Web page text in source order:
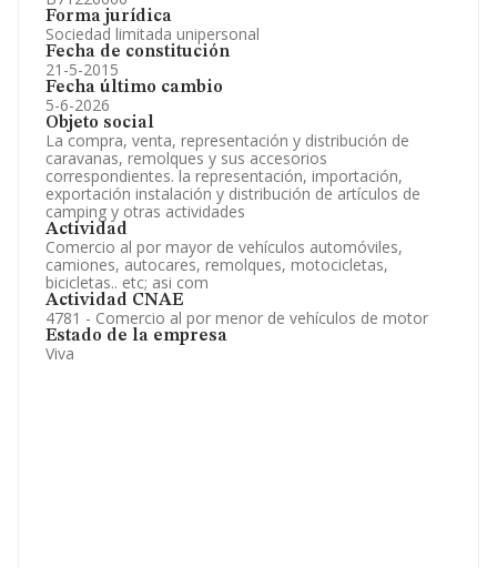
Forma jurídica
Sociedad limitada unipersonal
Fecha de constitución
21-5-2015
Fecha último cambio
5-6-2026
Objeto social
La compra, venta, representación y distribución de
caravanas, remolques y sus accesorios
correspondientes. la representación, importación,
exportación instalación y distribución de artículos de
camping y otras actividades
Actividad
Comercio al por mayor de vehículos automóviles,
camiones, autocares, remolques, motocicletas,
bicicletas.. etc; asi com
Actividad CNAE
4781 - Comercio al por menor de vehículos de motor
Estado de la empresa
Viva